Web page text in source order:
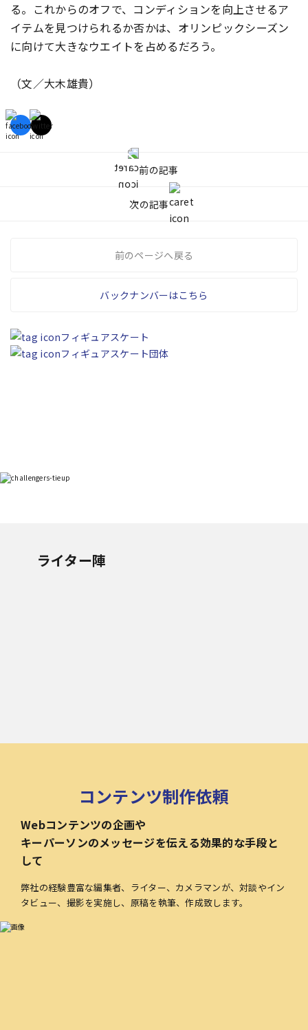
る。これからのオフで、コンディションを向上させるア
イテムを見つけられるか否かは、オリンピックシーズン
に向けて大きなウエイトを占めるだろう。
（文／大木雄貴）
前の記事
次の記事
前のページへ戻る
バックナンバーはこちら
フィギュアスケート
フィギュアスケート団体
ライター陣
コンテンツ制作依頼
Webコンテンツの企画や
キーパーソンのメッセージを伝える効果的な手段と
して
弊社の経験豊富な編集者、ライター、カメラマンが、対談やイン
タビュー、撮影を実施し、原稿を執筆、作成致します。